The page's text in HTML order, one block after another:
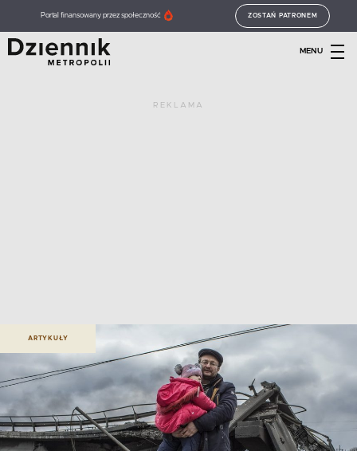
Portal finansowany przez społeczność ZOSTAŃ PATRONEM
MENU
REKLAMA
ARTYKUŁY